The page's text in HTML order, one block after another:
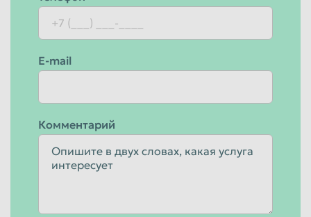
E-mail
Комментарий